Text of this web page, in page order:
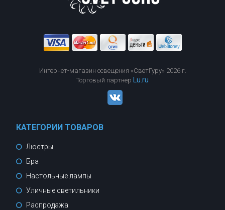
Интернет-магазин освещения «СветГуру» 2026 г.
Торговый партнер Lu.ru
КАТЕГОРИИ ТОВАРОВ
Люстры
Бра
Настольные лампы
Уличные светильники
Распродажа